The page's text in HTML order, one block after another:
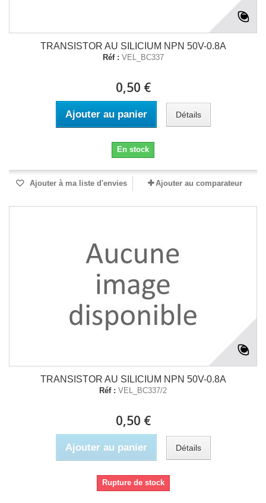
TRANSISTOR AU SILICIUM NPN 50V-0.8A
Réf : VEL_BC337
0,50 €
Ajouter au panier Détails
En stock
Ajouter à ma liste d'envies Ajouter au comparateur
TRANSISTOR AU SILICIUM NPN 50V-0.8A
Réf : VEL_BC337/2
0,50 €
Ajouter au panier Détails
Rupture de stock